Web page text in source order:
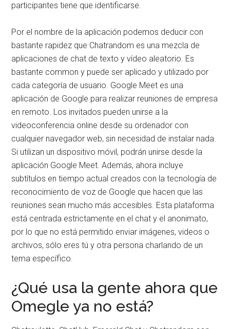
participantes tiene que identificarse.
Por el nombre de la aplicación podemos deducir con
bastante rapidez que Chatrandom es una mezcla de
aplicaciones de chat de texto y vídeo aleatorio. Es
bastante common y puede ser aplicado y utilizado por
cada categoría de usuario. Google Meet es una
aplicación de Google para realizar reuniones de empresa
en remoto. Los invitados pueden unirse a la
videoconferencia online desde su ordenador con
cualquier navegador web, sin necesidad de instalar nada.
Si utilizan un dispositivo móvil, podrán unirse desde la
aplicación Google Meet. Además, ahora incluye
subtítulos en tiempo actual creados con la tecnología de
reconocimiento de voz de Google que hacen que las
reuniones sean mucho más accesibles. Esta plataforma
está centrada estrictamente en el chat y el anonimato,
por lo que no está permitido enviar imágenes, videos o
archivos, sólo eres tú y otra persona charlando de un
tema específico.
¿Qué usa la gente ahora que
Omegle ya no está?